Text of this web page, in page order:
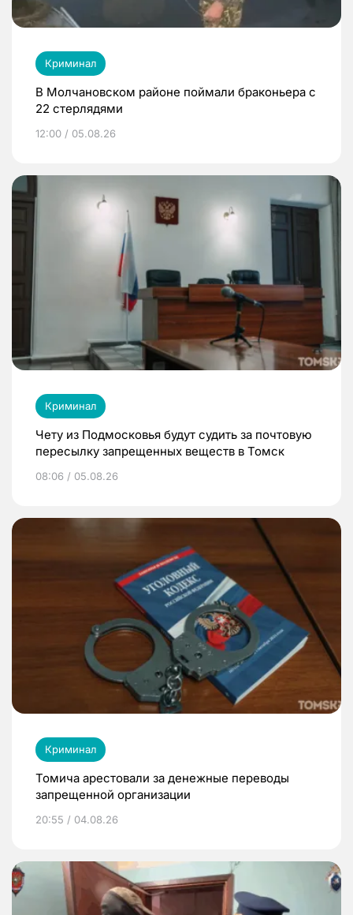
Криминал
В Молчановском районе поймали браконьера с
22 стерлядями
12:00 / 05.08.26
Криминал
Чету из Подмосковья будут судить за почтовую
пересылку запрещенных веществ в Томск
08:06 / 05.08.26
Криминал
Томича арестовали за денежные переводы
запрещенной организации
20:55 / 04.08.26